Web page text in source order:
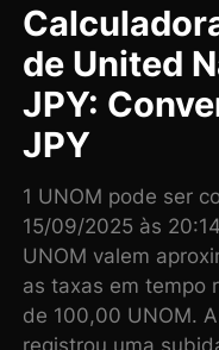
de United
JPY:
JPY
1 UNOM pode ser
15/09/2025 às
UNOM valem
as taxas em tempo
de 100,00 UNOM.